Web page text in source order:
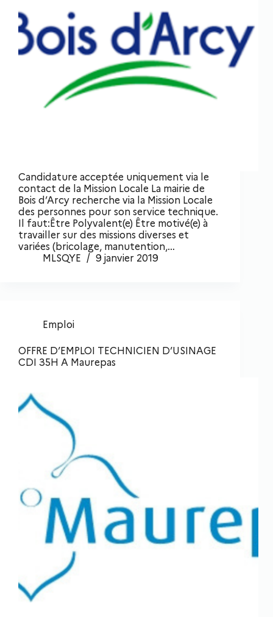
Candidature acceptée uniquement via le
contact de la Mission Locale La mairie de
Bois d’Arcy recherche via la Mission Locale
des personnes pour son service technique.
Il faut:Être Polyvalent(e) Être motivé(e) à
travailler sur des missions diverses et
variées (bricolage, manutention,…
MLSQYE
9 janvier 2019
Emploi
OFFRE D’EMPLOI TECHNICIEN D’USINAGE
CDI 35H A Maurepas